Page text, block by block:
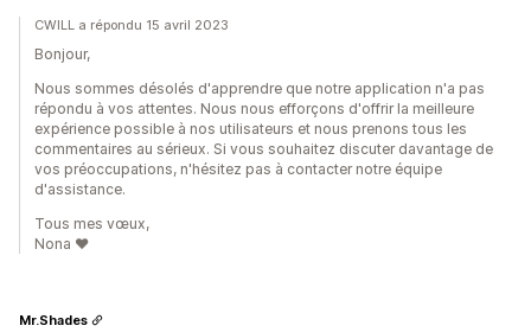
CWILL a répondu 15 avril 2023
Bonjour,
Nous sommes désolés d'apprendre que notre application n'a pas
répondu à vos attentes. Nous nous efforçons d'offrir la meilleure
expérience possible à nos utilisateurs et nous prenons tous les
commentaires au sérieux. Si vous souhaitez discuter davantage de
vos préoccupations, n'hésitez pas à contacter notre équipe
d'assistance.
Tous mes vœux,
Nona ❤️
Mr.Shades